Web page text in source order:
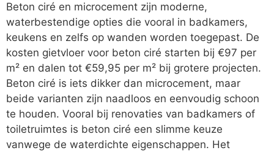
Beton ciré en microcement zijn moderne,
waterbestendige opties die vooral in badkamers,
keukens en zelfs op wanden worden toegepast. De
kosten gietvloer voor beton ciré starten bij €97 per
m² en dalen tot €59,95 per m² bij grotere projecten.
Beton ciré is iets dikker dan microcement, maar
beide varianten zijn naadloos en eenvoudig schoon
te houden. Vooral bij renovaties van badkamers of
toiletruimtes is beton ciré een slimme keuze
vanwege de waterdichte eigenschappen. Het